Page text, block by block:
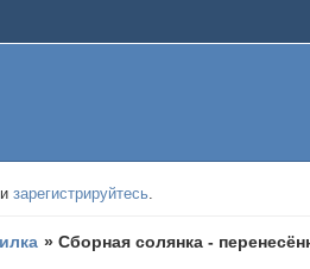
зарегистрируйтесь.
»Сборная солянка -